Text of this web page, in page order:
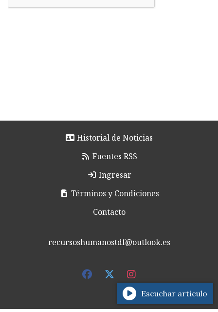
Historial de Noticias
Fuentes RSS
Ingresar
Términos y Condiciones
Contacto
recursoshumanostdf@outlook.es
Escuchar artículo